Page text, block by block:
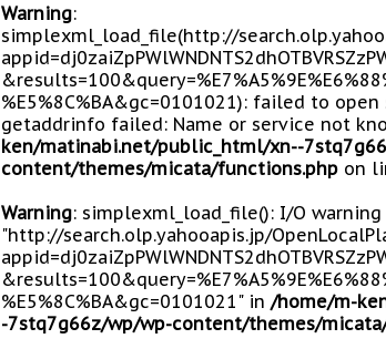
Warning:
simplexml_load_file(http://
%E5%8C%BA&gc=0101021): failed to
getaddrinfo failed: Name or service not
ken/matinabi.net/public_html/xn--
content/themes/micata/functions.php on
Warning: simplexml_load_file(): I/O
"http://search.olp.yahooapis.jp/
%E5%8C%BA&gc=0101021" in /home/m-
-7stq7g66z/wp/wp-content/themes/